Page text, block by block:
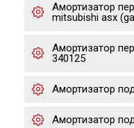
Амортизатор
mitsubishi asx
Амортизатор
340125
Амортизатор
Амортизатор